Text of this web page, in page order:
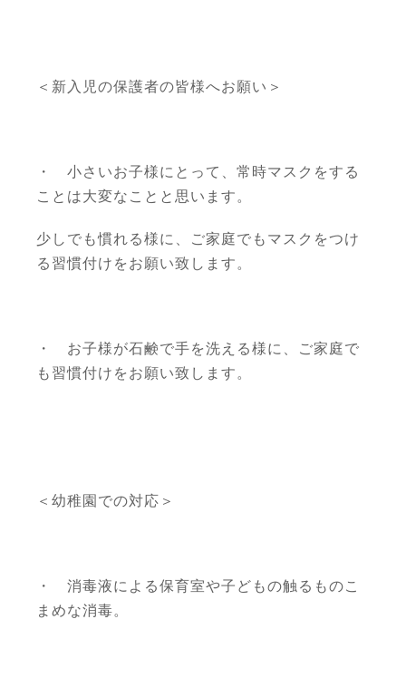
＜新入児の保護者の皆様へお願い＞
・ 小さいお子様にとって、常時マスクをする
ことは大変なことと思います。
少しでも慣れる様に、ご家庭でもマスクをつけ
る習慣付けをお願い致します。
・ お子様が石鹸で手を洗える様に、ご家庭で
も習慣付けをお願い致します。
＜幼稚園での対応＞
・ 消毒液による保育室や子どもの触るものこ
まめな消毒。